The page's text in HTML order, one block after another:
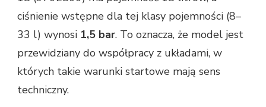
ciśnienie wstępne dla tej klasy pojemności (8–
33 l) wynosi 1,5 bar. To oznacza, że model jest
przewidziany do współpracy z układami, w
których takie warunki startowe mają sens
techniczny.